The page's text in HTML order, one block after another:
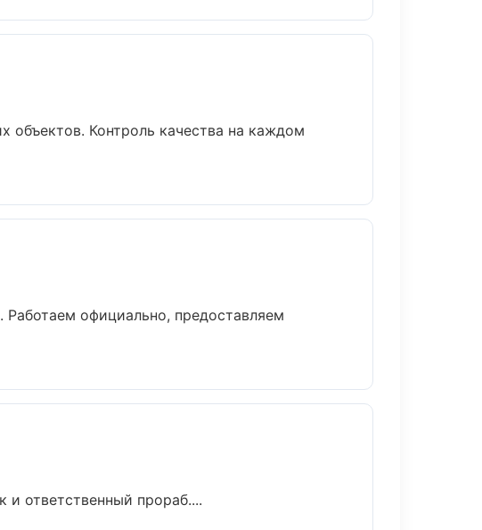
объектов. Контроль качества на каждом
официально, предоставляем
ответственный прораб....